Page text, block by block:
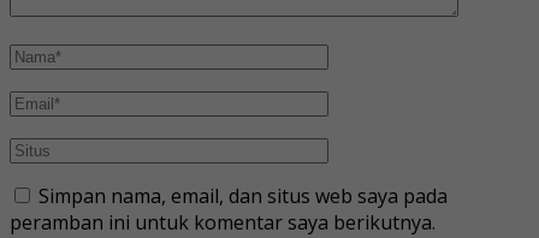
Simpan nama, email, dan situs web saya pada
peramban ini untuk komentar saya berikutnya.